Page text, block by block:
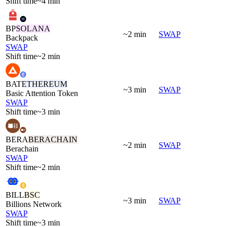
BPSOLANA
Backpack
SWAP
Shift time~2 min
~2 min SWAP
BATETHEREUM
Basic Attention Token
SWAP
Shift time~3 min
~3 min SWAP
BERABERACHAIN
Berachain
SWAP
Shift time~2 min
~2 min SWAP
BILLBSC
Billions Network
SWAP
Shift time~3 min
~3 min SWAP